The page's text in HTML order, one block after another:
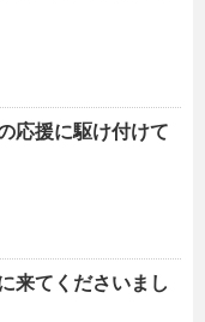
応援に駆け付けて
来てくださいまし